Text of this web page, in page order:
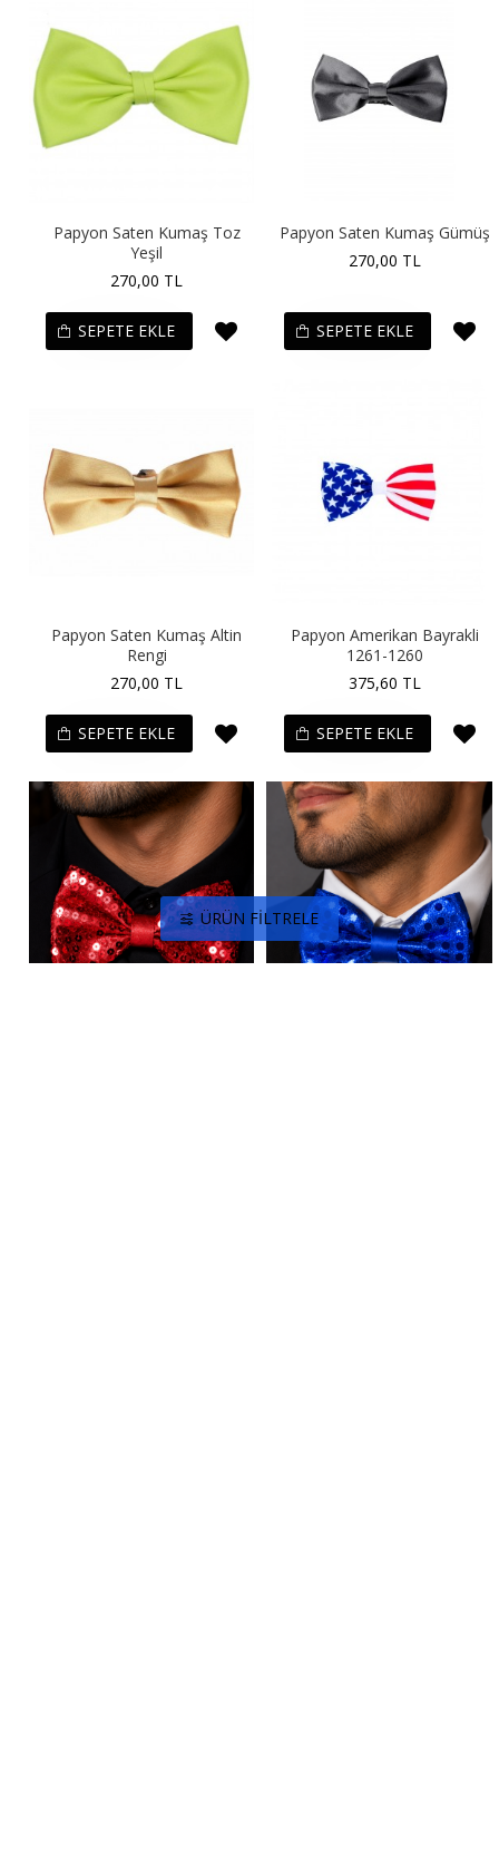
Papyon Saten Kumaş Toz
Yeşil
270,00 TL
SEPETE EKLE
Papyon Saten Kumaş Gümüş
270,00 TL
SEPETE EKLE
Papyon Saten Kumaş Altin
Rengi
270,00 TL
SEPETE EKLE
Papyon Amerikan Bayrakli
1261-1260
375,60 TL
SEPETE EKLE
ÜRÜN FILTRELE